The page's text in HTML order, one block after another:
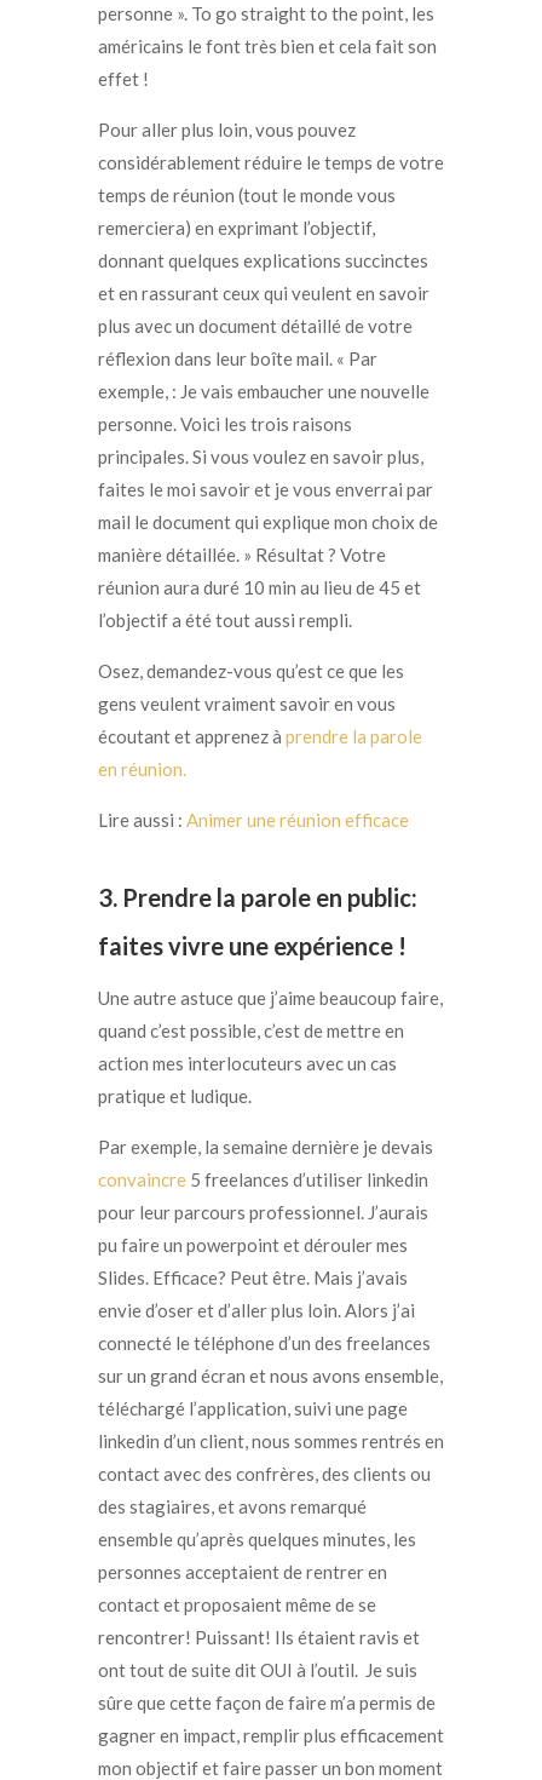
personne ». To go straight to the point, les
américains le font très bien et cela fait son
effet !
Pour aller plus loin, vous pouvez
considérablement réduire le temps de votre
temps de réunion (tout le monde vous
remerciera) en exprimant l’objectif,
donnant quelques explications succinctes
et en rassurant ceux qui veulent en savoir
plus avec un document détaillé de votre
réflexion dans leur boîte mail. « Par
exemple, : Je vais embaucher une nouvelle
personne. Voici les trois raisons
principales. Si vous voulez en savoir plus,
faites le moi savoir et je vous enverrai par
mail le document qui explique mon choix de
manière détaillée. » Résultat ? Votre
réunion aura duré 10 min au lieu de 45 et
l’objectif a été tout aussi rempli.
Osez, demandez-vous qu’est ce que les
gens veulent vraiment savoir en vous
écoutant et apprenez à prendre la parole
en réunion.
Lire aussi : Animer une réunion efficace
3. Prendre la parole en public:
faites vivre une expérience !
Une autre astuce que j’aime beaucoup faire,
quand c’est possible, c’est de mettre en
action mes interlocuteurs avec un cas
pratique et ludique.
Par exemple, la semaine dernière je devais
convaincre5 freelances d’utiliser linkedin
pour leur parcours professionnel. J’aurais
pu faire un powerpoint et dérouler mes
Slides. Efficace? Peut être. Mais j’avais
envie d’oser et d’aller plus loin. Alors j’ai
connecté le téléphone d’un des freelances
sur un grand écran et nous avons ensemble,
téléchargé l’application, suivi une page
linkedin d’un client, nous sommes rentrés en
contact avec des confrères, des clients ou
des stagiaires, et avons remarqué
ensemble qu’après quelques minutes, les
personnes acceptaient de rentrer en
contact et proposaient même de se
rencontrer! Puissant! Ils étaient ravis et
ont tout de suite dit OUI à l’outil. Je suis
sûre que cette façon de faire m’a permis de
gagner en impact, remplir plus efficacement
mon objectif et faire passer un bon moment